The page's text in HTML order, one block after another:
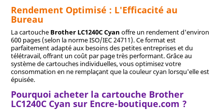
Rendement Optimisé : L'Efficacité au
Bureau
La cartouche Brother LC1240C Cyan offre un rendement d'environ
600 pages (selon la norme ISO/IEC 24711). Ce format est
parfaitement adapté aux besoins des petites entreprises et du
télétravail, offrant un coût par page très performant. Grâce au
système de cartouches individuelles, vous optimisez votre
consommation en ne remplaçant que la couleur cyan lorsqu'elle est
épuisée.
Pourquoi acheter la cartouche Brother
LC1240C Cyan sur Encre-boutique.com ?